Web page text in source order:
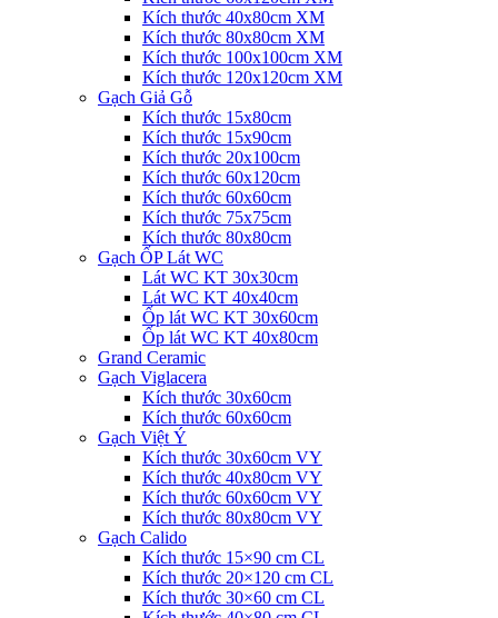
Kích thước 40x80cm XM
Kích thước 80x80cm XM
Kích thước 100x100cm XM
Kích thước 120x120cm XM
Gạch Giả Gỗ
Kích thước 15x80cm
Kích thước 15x90cm
Kích thước 20x100cm
Kích thước 60x120cm
Kích thước 60x60cm
Kích thước 75x75cm
Kích thước 80x80cm
Gạch ỐP Lát WC
Lát WC KT 30x30cm
Lát WC KT 40x40cm
Ốp lát WC KT 30x60cm
Ốp lát WC KT 40x80cm
Grand Ceramic
Gạch Viglacera
Kích thước 30x60cm
Kích thước 60x60cm
Gạch Việt Ý
Kích thước 30x60cm VY
Kích thước 40x80cm VY
Kích thước 60x60cm VY
Kích thước 80x80cm VY
Gạch Calido
Kích thước 15×90 cm CL
Kích thước 20×120 cm CL
Kích thước 30×60 cm CL